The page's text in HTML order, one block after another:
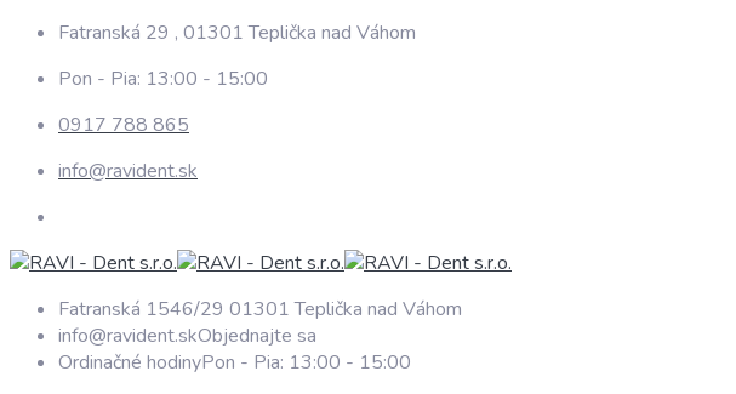
Fatranská 29 , 01301 Teplička nad Váhom
Pon - Pia: 13:00 - 15:00
0917 788 865
info@ravident.sk
Fatranská 1546/29 01301 Teplička nad Váhom
info@ravident.skObjednajte sa
Ordinačné hodinyPon - Pia: 13:00 - 15:00